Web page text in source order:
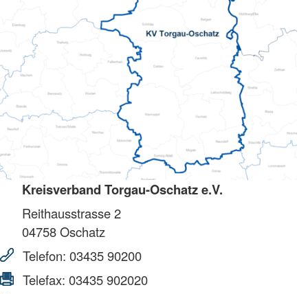
Kreisverband Torgau-Oschatz e.V.
Reithausstrasse 2
04758Oschatz
Telefon: 03435 90200
Telefax: 03435 902020